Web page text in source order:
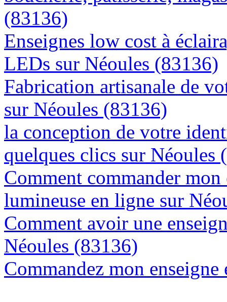
(83136)
Enseignes low cost à
LEDs sur Néoules (83136)
Fabrication artisanale de
sur Néoules (83136)
la conception de votre
quelques clics sur Néoules
Comment commander
lumineuse en ligne sur
Comment avoir une
Néoules (83136)
Commandez mon